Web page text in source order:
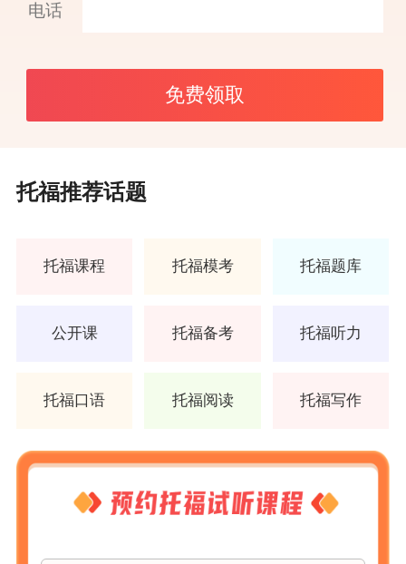
电话
免费领取
托福推荐话题
托福课程 托福模考 托福题库
公开课 托福备考 托福听力
托福口语 托福阅读 托福写作